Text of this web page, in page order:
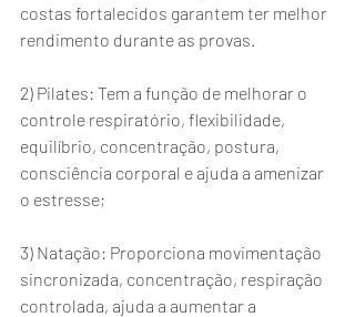
costas fortalecidos garantem ter melhor
rendimento durante as provas.
2) Pilates: Tem a função de melhorar o
controle respiratório, flexibilidade,
equilíbrio, concentração, postura,
consciência corporal e ajuda a amenizar
o estresse;
3) Natação: Proporciona movimentação
sincronizada, concentração, respiração
controlada, ajuda a aumentar a